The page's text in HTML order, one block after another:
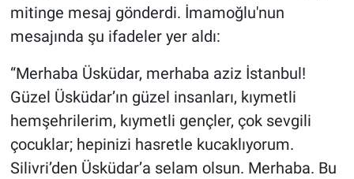
mitinge mesaj gönderdi. İmamoğlu'nun
mesajında şu ifadeler yer aldı:
“Merhaba Üsküdar, merhaba aziz İstanbul!
Güzel Üsküdar’ın güzel insanları, kıymetli
hemşehrilerim, kıymetli gençler, çok sevgili
çocuklar; hepinizi hasretle kucaklıyorum.
Silivri’den Üsküdar’a selam olsun. Merhaba. Bu
Kimdir
Koronavirüs
Ne demişti